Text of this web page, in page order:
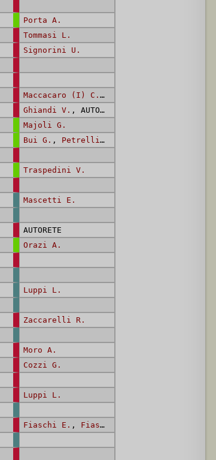
Porta A.
Tommasi L.
Signorini U.
Maccacaro (I) C.
,
Ghiandi V. , AUTORETE
Majoli G.
Bui G. , Petrelli S.
Traspedini V.
Mascetti E.
AUTORETE
Orazi A.
Luppi L.
Zaccarelli R.
Moro A.
Cozzi G.
Luppi L.
Fiaschi E. , Fiaschi E.